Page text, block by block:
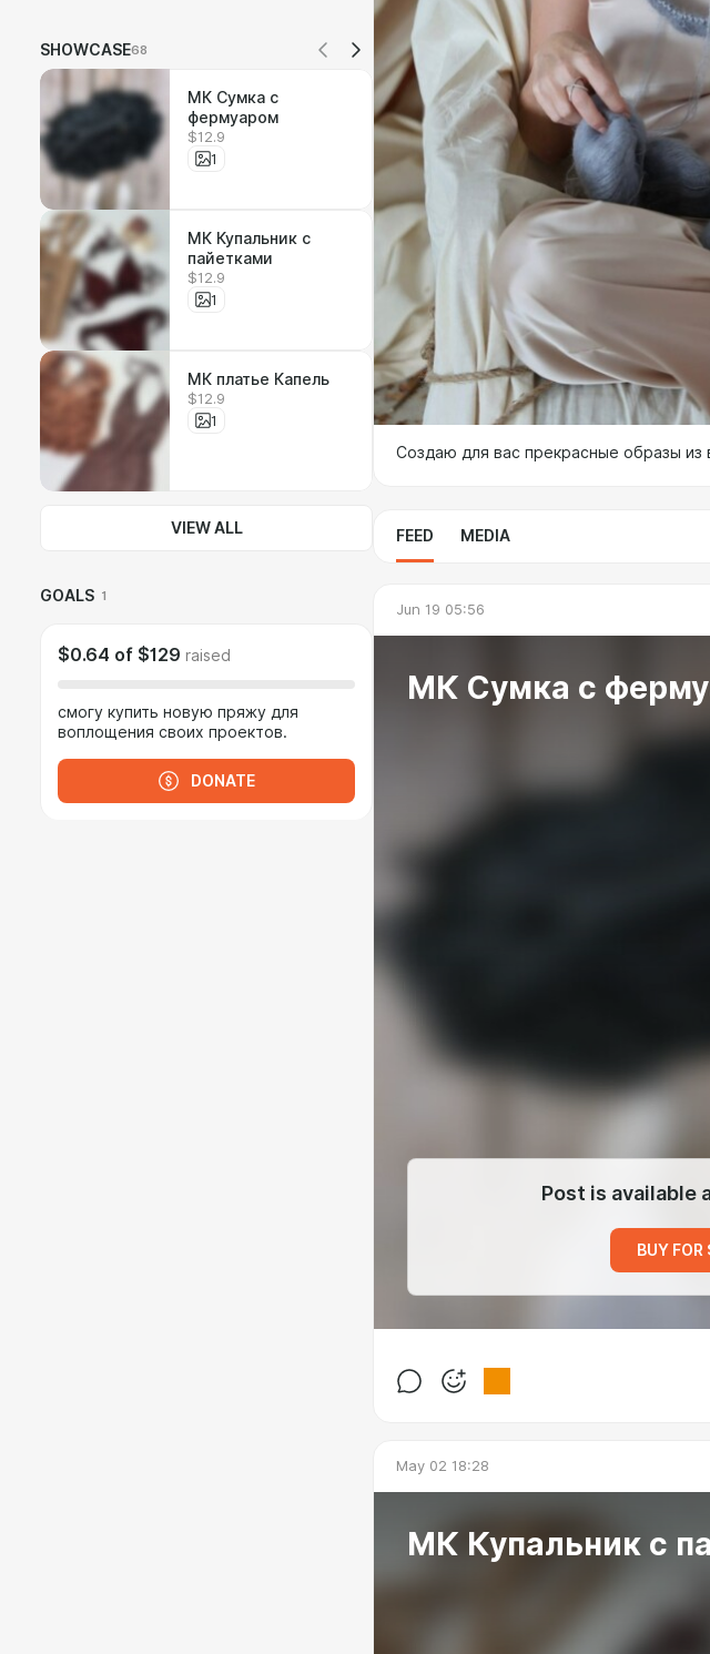
SHOWCASE68
МК Сумка с
фермуаром
$12.9
1
МК Купальник с
пайетками
$12.9
1
МК платье Капель
$12.9
1
VIEW ALL
GOALS 1
$0.64 of $129 raised
смогу купить новую пряжу для
воплощения своих проектов.
DONATE
Создаю для вас прекрасные образы из
FEED MEDIA
Jun 19 05:56
МК Сумка с
Post is available
BUY
May 02 18:28
МК